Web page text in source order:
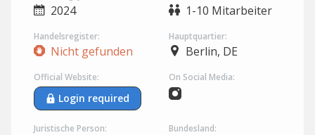
2024 1-10 Mitarbeiter
Handelsregister:
Nicht gefunden
Hauptquartier:
Berlin, DE
Official Website:
Login required
On Social Media:
Juristische Person: Bundesland: